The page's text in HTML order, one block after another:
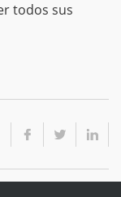
todos sus